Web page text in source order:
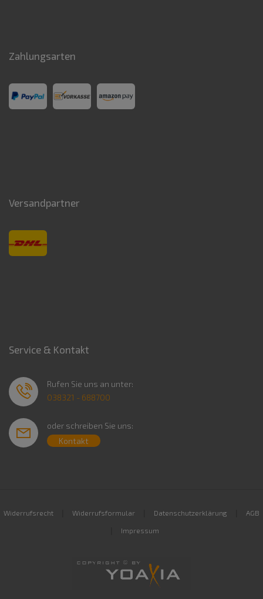
Zahlungsarten
Versandpartner
Service & Kontakt
Rufen Sie uns an unter:
038321 - 688700
oder schreiben Sie uns:
Kontakt
Widerrufsrecht Widerrufsformular Datenschutzerklärung AGB
Impressum